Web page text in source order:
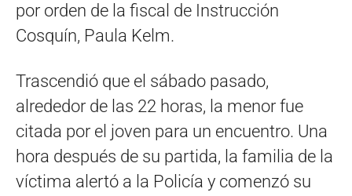
por orden de la fiscal de Instrucción
Cosquín, Paula Kelm.
Trascendió que el sábado pasado,
alrededor de las 22 horas, la menor fue
citada por el joven para un encuentro. Una
hora después de su partida, la familia de la
víctima alertó a la Policía y comenzó su